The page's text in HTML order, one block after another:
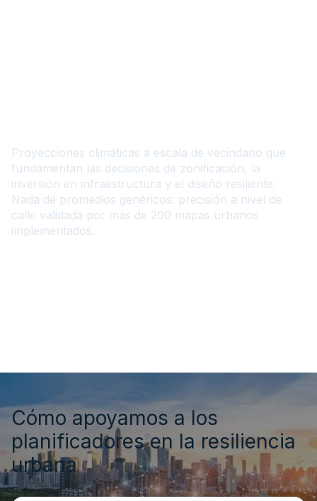
Proyecciones climáticas a escala de vecindario que
fundamentan las decisiones de zonificación, la
inversión en infraestructura y el diseño resiliente.
Nada de promedios genéricos: precisión a nivel de
calle validada por más de 200 mapas urbanos
implementados.
Cómo apoyamos a los
planificadores en la resiliencia
urbana